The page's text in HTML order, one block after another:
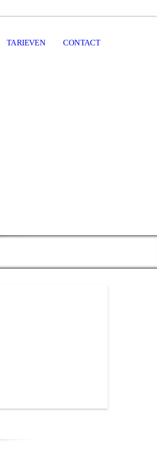
TARIEVEN CONTACT